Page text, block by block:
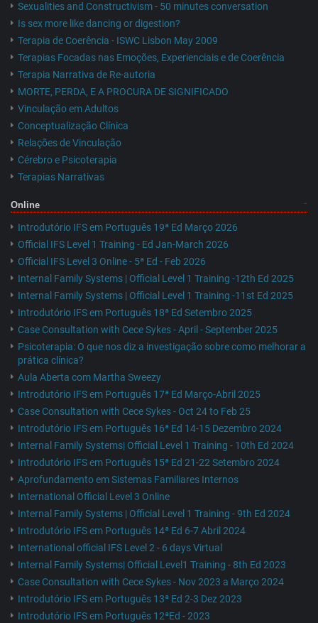
Sexualities and Constructivism - 50 minutes conversation
Is sex more like dancing or digestion?
Terapia de Coerência - ISWC Lisbon May 2009
Terapias Focadas nas Emoções, Experienciais e de Coerência
Terapia Narrativa de Re-autoria
MORTE, PERDA, E A PROCURA DE SIGNIFICADO
Vinculação em Adultos
Conceptualização Clínica
Relações de Vinculação
Cérebro e Psicoterapia
Terapias Narrativas
Online
Introdutório IFS em Português 19ª Ed Março 2026
Official IFS Level 1 Training - Ed Jan-March 2026
Official IFS Level 3 Online - 5ª Ed - Feb 2026
Internal Family Systems | Official Level 1 Training -12th Ed 2025
Internal Family Systems | Official Level 1 Training -11st Ed 2025
Introdutório IFS em Português 18ª Ed Setembro 2025
Case Consultation with Cece Sykes - April - September 2025
Psicoterapia: O que nos diz a investigação sobre como melhorar a
prática clínica?
Aula Aberta com Martha Sweezy
Introdutório IFS em Português 17ª Ed Março-Abril 2025
Case Consultation with Cece Sykes - Oct 24 to Feb 25
Introdutório IFS em Português 16ª Ed 14-15 Dezembro 2024
Internal Family Systems| Official Level 1 Training - 10th Ed 2024
Introdutório IFS em Português 15ª Ed 21-22 Setembro 2024
Aprofundamento em Sistemas Familiares Internos
International Official Level 3 Online
Internal Family Systems | Official Level 1 Training - 9th Ed 2024
Introdutório IFS em Português 14ª Ed 6-7 Abril 2024
International official IFS Level 2 - 6 days Virtual
Internal Family Systems| Official Level1 Training - 8th Ed 2023
Case Consultation with Cece Sykes - Nov 2023 a Março 2024
Introdutório IFS em Português 13ª Ed 2-3 Dez 2023
Introdutório IFS em Português 12ªEd - 2023